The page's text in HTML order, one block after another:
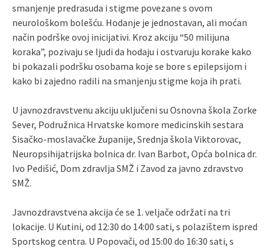
smanjenje predrasuda i stigme povezane s ovom
neurološkom bolešću. Hodanje je jednostavan, ali moćan
način podrške ovoj inicijativi. Kroz akciju “50 milijuna
koraka”, pozivaju se ljudi da hodaju i ostvaruju korake kako
bi pokazali podršku osobama koje se bore s epilepsijom i
kako bi zajedno radili na smanjenju stigme koja ih prati.
U javnozdravstvenu akciju uključeni su Osnovna škola Zorke
Sever, Podružnica Hrvatske komore medicinskih sestara
Sisačko-moslavačke županije, Srednja škola Viktorovac,
Neuropsihijatrijska bolnica dr. Ivan Barbot, Opća bolnica dr.
Ivo Pedišić, Dom zdravlja SMŽ i Zavod za javno zdravstvo
SMŽ.
Javnozdravstvena akcija će se 1. veljače održati na tri
lokacije. U Kutini, od 12:30 do 14:00 sati, s polazištem ispred
Sportskog centra. U Popovači, od 15:00 do 16:30 sati, s